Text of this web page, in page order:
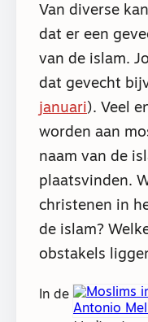
Van diverse
dat er een
van de islam.
dat gevecht
januari). Veel
worden aan
naam van de
plaatsvinden.
christenen in
de islam?
obstakels
In de